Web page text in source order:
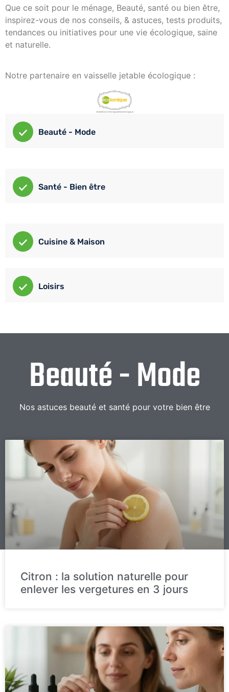
Que ce soit pour le ménage, Beauté, santé ou bien être,
inspirez-vous de nos conseils, & astuces, tests produits,
tendances ou initiatives pour une vie écologique, saine
et naturelle.
Notre partenaire en vaisselle jetable écologique :
Beauté - Mode
Santé - Bien être
Cuisine & Maison
Loisirs
Beauté - Mode
Nos astuces beauté et santé pour votre bien être
Citron : la solution naturelle pour
enlever les vergetures en 3 jours